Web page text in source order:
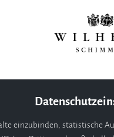
einzubinden,